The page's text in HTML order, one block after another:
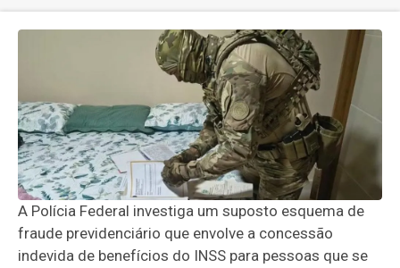
A Polícia Federal investiga um suposto esquema de
fraude previdenciário que envolve a concessão
indevida de benefícios do INSS para pessoas que se